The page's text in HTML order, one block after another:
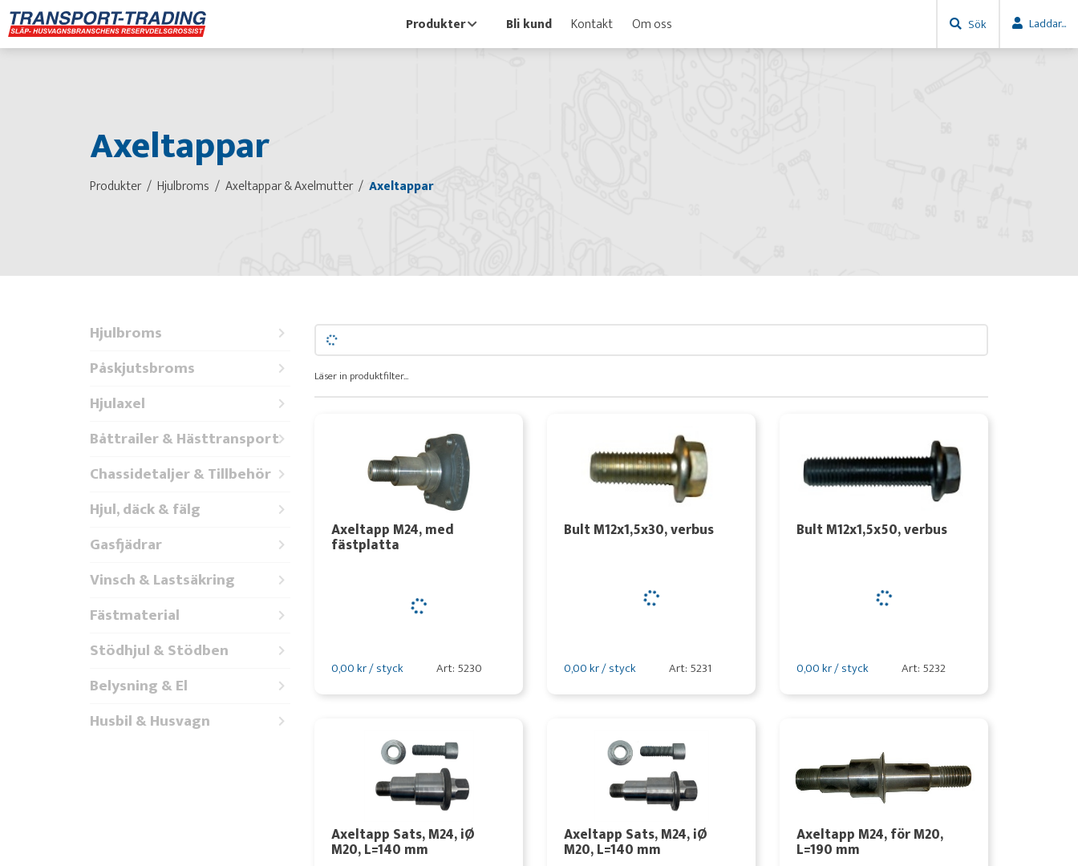
Produkter Bli kund Kontakt Om oss Sök Laddar...
Axeltappar
Produkter Hjulbroms Axeltappar & Axelmutter Axeltappar
Hjulbroms
Påskjutsbroms
Hjulaxel
Båttrailer & Hästtransport
Chassidetaljer & Tillbehör
Hjul, däck & fälg
Gasfjädrar
Vinsch & Lastsäkring
Fästmaterial
Stödhjul & Stödben
Belysning & El
Husbil & Husvagn
Läser in produktfilter...
Axeltapp M24, med
fästplatta
0,00 kr / styck Art: 5230
Bult M12x1,5x30, verbus
0,00 kr / styck Art: 5231
Bult M12x1,5x50, verbus
0,00 kr / styck Art: 5232
Axeltapp Sats, M24, iØ
M20, L=140 mm
Axeltapp Sats, M24, iØ
M20, L=140 mm
Axeltapp M24, för M20,
L=190 mm